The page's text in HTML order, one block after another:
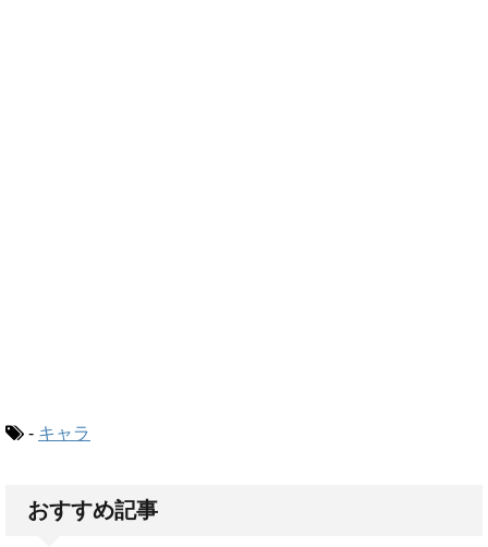
- キャラ
おすすめ記事